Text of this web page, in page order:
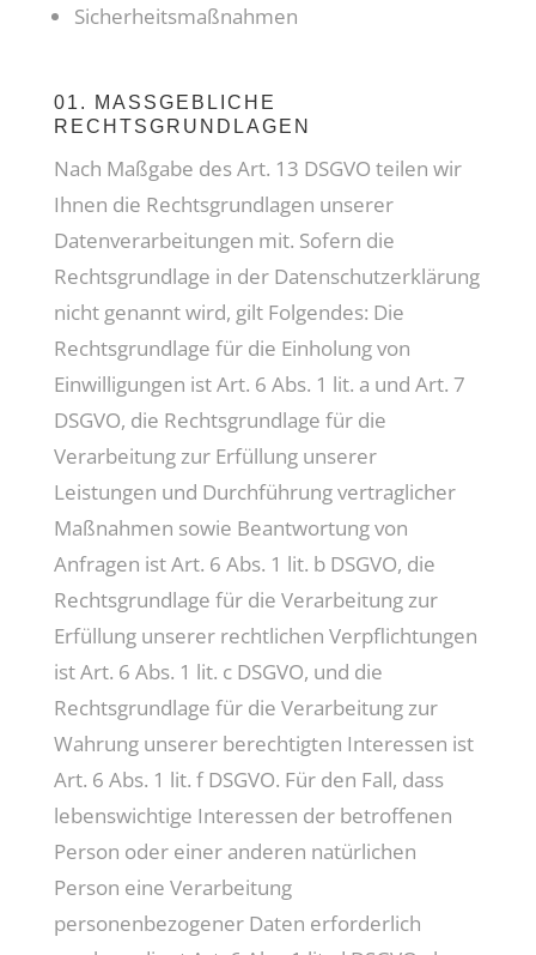
Sicherheitsmaßnahmen
01. MASSGEBLICHE R
ECHTSGRUNDLAGEN
Nach Maßgabe des Art. 13 DSGVO teilen wir
Ihnen die Rechtsgrundlagen unserer
Datenverarbeitungen mit. Sofern die
Rechtsgrundlage in der Datenschutzerklärung
nicht genannt wird, gilt Folgendes: Die
Rechtsgrundlage für die Einholung von
Einwilligungen ist Art. 6 Abs. 1 lit. a und Art. 7
DSGVO, die Rechtsgrundlage für die
Verarbeitung zur Erfüllung unserer
Leistungen und Durchführung vertraglicher
Maßnahmen sowie Beantwortung von
Anfragen ist Art. 6 Abs. 1 lit. b DSGVO, die
Rechtsgrundlage für die Verarbeitung zur
Erfüllung unserer rechtlichen Verpflichtungen
ist Art. 6 Abs. 1 lit. c DSGVO, und die
Rechtsgrundlage für die Verarbeitung zur
Wahrung unserer berechtigten Interessen ist
Art. 6 Abs. 1 lit. f DSGVO. Für den Fall, dass
lebenswichtige Interessen der betroffenen
Person oder einer anderen natürlichen
Person eine Verarbeitung
personenbezogener Daten erforderlich